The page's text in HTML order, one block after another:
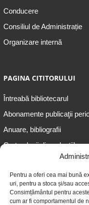
Pentru a oferi cea mai bună
uri, pentru a stoca și/sau
Consimțământul pentru
cum ar fi comportamentul de
Conducere
Consiliul de Administrație
Organizare internă
PAGINA CITITORULUI
Întreabă bibliotecarul
Abonamente publicaţii
Anuare, bibliografii
Cartea lunii din colecțiile
Informații pentru
Informații pentru adulți